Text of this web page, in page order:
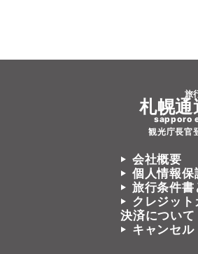
旅
札幌通
sapporo
観光庁長官
会社概要
個人情報保
旅行条件書
クレジット
決済について
キャンセ